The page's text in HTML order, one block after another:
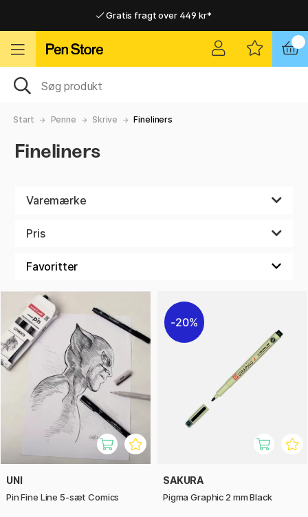
Gratis fragt over 449 kr*
Hurtigt til dør eller pakkeshop
Hurtigt til dør eller pakkeshop
Start Penne Skrive Fineliners
Fineliners
Varemærke
Pris
UNI
Pin Fine Line 5-sæt Comics
20%
SAKURA
Pigma Graphic 2 mm Black